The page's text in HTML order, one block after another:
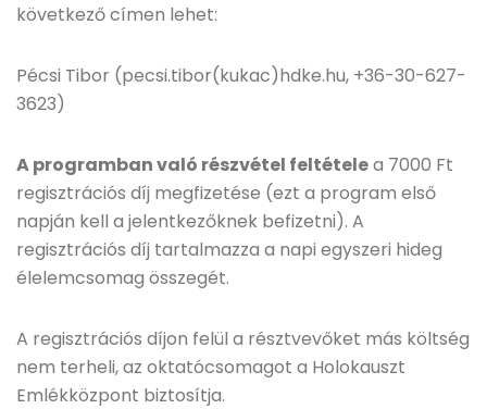
következő címen lehet:
Pécsi Tibor (pecsi.tibor(kukac)hdke.hu, +36-30-627-
3623)
A programban való részvétel feltételea 7000 Ft
regisztrációs díj megfizetése (ezt a program első
napján kell a jelentkezőknek befizetni). A
regisztrációs díj tartalmazza a napi egyszeri hideg
élelemcsomag összegét.
A regisztrációs díjon felül a résztvevőket más költség
nem terheli, az oktatócsomagot a Holokauszt
Emlékközpont biztosítja.